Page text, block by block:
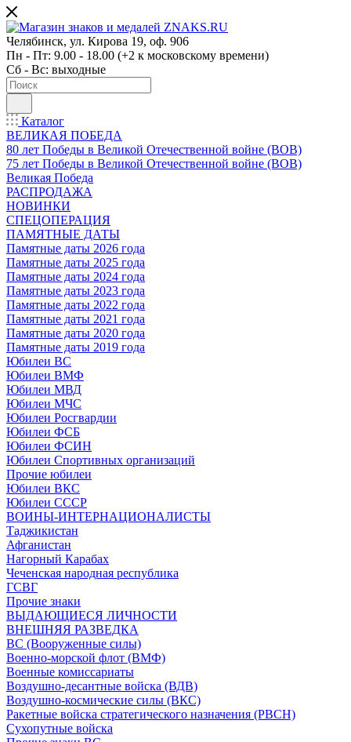
Челябинск, ул. Кирова 19, оф. 906
Пн - Пт: 9.00 - 18.00 (+2 к московскому времени)
Сб - Вс: выходные
Каталог
ВЕЛИКАЯ ПОБЕДА
80 лет Победы в Великой Отечественной войне (ВОВ)
75 лет Победы в Великой Отечественной войне (ВОВ)
Великая Победа
РАСПРОДАЖА
НОВИНКИ
СПЕЦОПЕРАЦИЯ
ПАМЯТНЫЕ ДАТЫ
Памятные даты 2026 года
Памятные даты 2025 года
Памятные даты 2024 года
Памятные даты 2023 года
Памятные даты 2022 года
Памятные даты 2021 года
Памятные даты 2020 года
Памятные даты 2019 года
Юбилеи ВС
Юбилеи ВМФ
Юбилеи МВД
Юбилеи МЧС
Юбилеи Росгвардии
Юбилеи ФСБ
Юбилеи ФСИН
Юбилеи Спортивных организаций
Прочие юбилеи
Юбилеи ВКС
Юбилеи СССР
ВОИНЫ-ИНТЕРНАЦИОНАЛИСТЫ
Таджикистан
Афганистан
Нагорный Карабах
Чеченская народная республика
ГСВГ
Прочие знаки
ВЫДАЮЩИЕСЯ ЛИЧНОСТИ
ВНЕШНЯЯ РАЗВЕДКА
ВС (Вооруженные силы)
Военно-морской флот (ВМФ)
Военные комиссариаты
Воздушно-десантные войска (ВДВ)
Воздушно-космические силы (ВКС)
Ракетные войска стратегического назначения (РВСН)
Сухопутные войска